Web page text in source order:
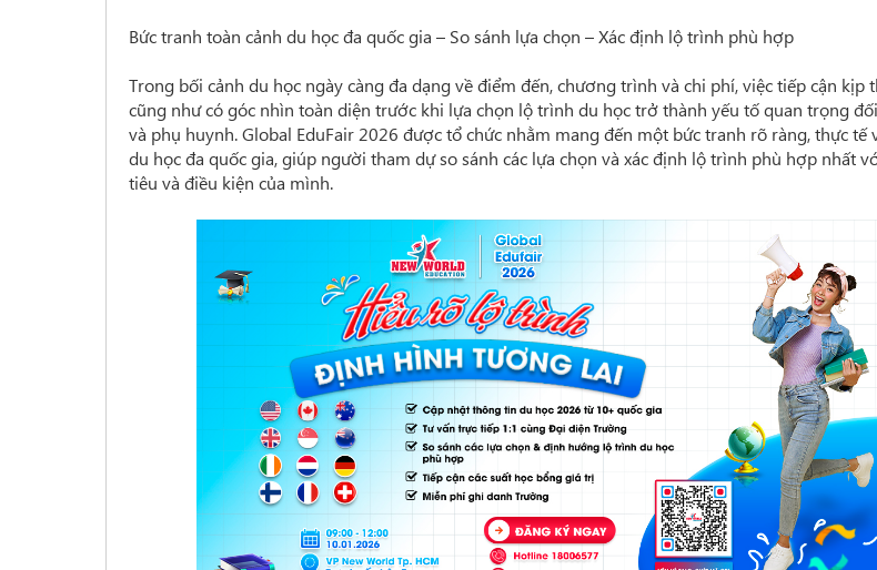
Bức tranh toàn cảnh du học đa quốc gia – So sánh lựa chọn – Xác định lộ trình phù hợp
Trong bối cảnh du học ngày càng đa dạng về điểm đến, chương trình và chi phí, việc tiếp cận kịp
cũng như có góc nhìn toàn diện trước khi lựa chọn lộ trình du học trở thành yếu tố quan trọng
và phụ huynh. Global EduFair 2026 được tổ chức nhằm mang đến một bức tranh rõ ràng, thực tế
du học đa quốc gia, giúp người tham dự so sánh các lựa chọn và xác định lộ trình phù hợp nhất
tiêu và điều kiện của mình.